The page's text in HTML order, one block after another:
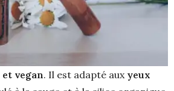
et vegan. Il est adapté aux yeux